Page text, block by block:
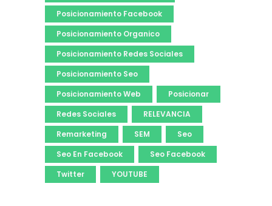
Posicionamiento Facebook
Posicionamiento Organico
Posicionamiento Redes Sociales
Posicionamiento Seo
Posicionamiento Web
Posicionar
Redes Sociales
RELEVANCIA
Remarketing
SEM
Seo
Seo En Facebook
Seo Facebook
Twitter
YOUTUBE